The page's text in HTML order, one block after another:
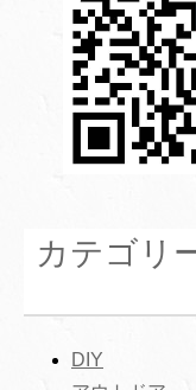
カテゴリ
DIY